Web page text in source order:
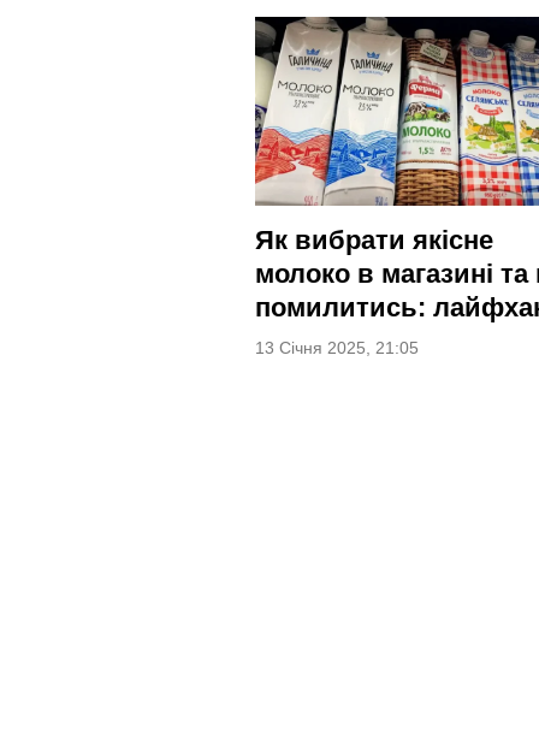
Як вибрати якісне
молоко в магазині та
помилитись:
13 Січня 2025, 21:05